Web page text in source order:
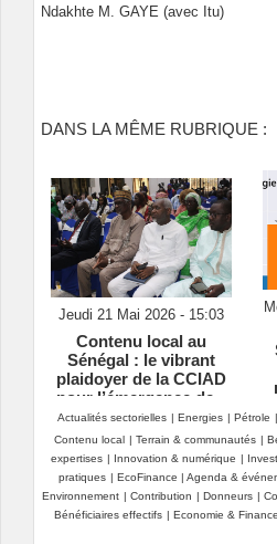
Ndakhte M. GAYE (avec Itu)
DANS LA MÊME RUBRIQUE :
Jeudi 21 Mai 2026 - 15:03
Contenu local au
Sénégal : le vibrant
plaidoyer de la CCIAD
pour l’émergence de «
champions nationaux »
Actualités sectorielles | Energies | Pétrole |
Contenu local | Terrain & communautés |
expertises | Innovation & numérique |
pratiques | EcoFinance | Agenda &
Environnement | Contribution | Donneurs |
Bénéficiaires effectifs | Economie & Finance